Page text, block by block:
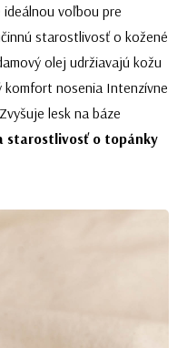
voľbou pre
starostlivosť o kožené
olej udržiavajú kožu
komfort nosenia Intenzívne
lesk na báze
starostlivosť o topánky